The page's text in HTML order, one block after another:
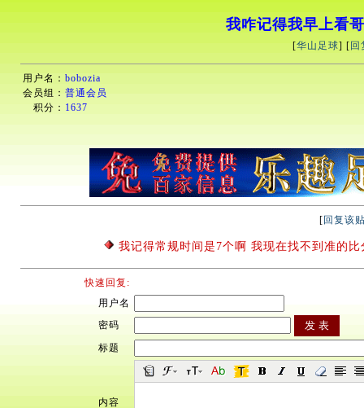
我咋记得我早上看
[华山足球] [ 回
用户名： bobozia
会员组： 普通会员
积分： 1637
[ 回复该
我记得常规时间是7个啊 我现在找不到准的
快速回复:
用户名
密码
标题
内容